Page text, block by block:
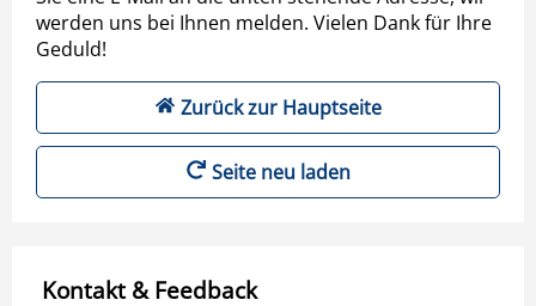
werden uns bei Ihnen melden. Vielen Dank für Ihre
Geduld!
Zurück zur Hauptseite
Seite neu laden
Kontakt & Feedback